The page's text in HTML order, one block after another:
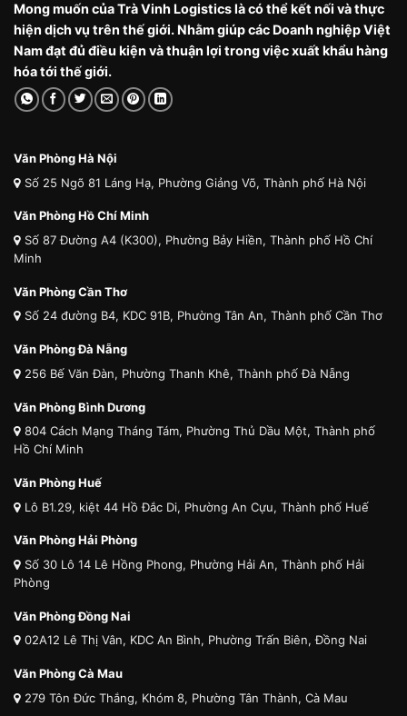
Mong muốn của Trà Vinh Logistics là có thể kết nối và thực
hiện dịch vụ trên thế giới. Nhằm giúp các Doanh nghiệp Việt
Nam đạt đủ điều kiện và thuận lợi trong việc xuất khẩu hàng
hóa tới thế giới.
Văn Phòng Hà Nội
Số 25 Ngõ 81 Láng Hạ, Phường Giảng Võ, Thành phố Hà Nội
Văn Phòng Hồ Chí Minh
Số 87 Đường A4 (K300), Phường Bảy Hiền, Thành phố Hồ Chí
Minh
Văn Phòng Cần Thơ
Số 24 đường B4, KDC 91B, Phường Tân An, Thành phố Cần Thơ
Văn Phòng Đà Nẵng
256 Bế Văn Đàn, Phường Thanh Khê, Thành phố Đà Nẵng
Văn Phòng Bình Dương
804 Cách Mạng Tháng Tám, Phường Thủ Dầu Một, Thành phố
Hồ Chí Minh
Văn Phòng Huế
Lô B1.29, kiệt 44 Hồ Đắc Di, Phường An Cựu, Thành phố Huế
Văn Phòng Hải Phòng
Số 30 Lô 14 Lê Hồng Phong, Phường Hải An, Thành phố Hải
Phòng
Văn Phòng Đồng Nai
02A12 Lê Thị Vân, KDC An Bình, Phường Trấn Biên, Đồng Nai
Văn Phòng Cà Mau
279 Tôn Đức Thắng, Khóm 8, Phường Tân Thành, Cà Mau